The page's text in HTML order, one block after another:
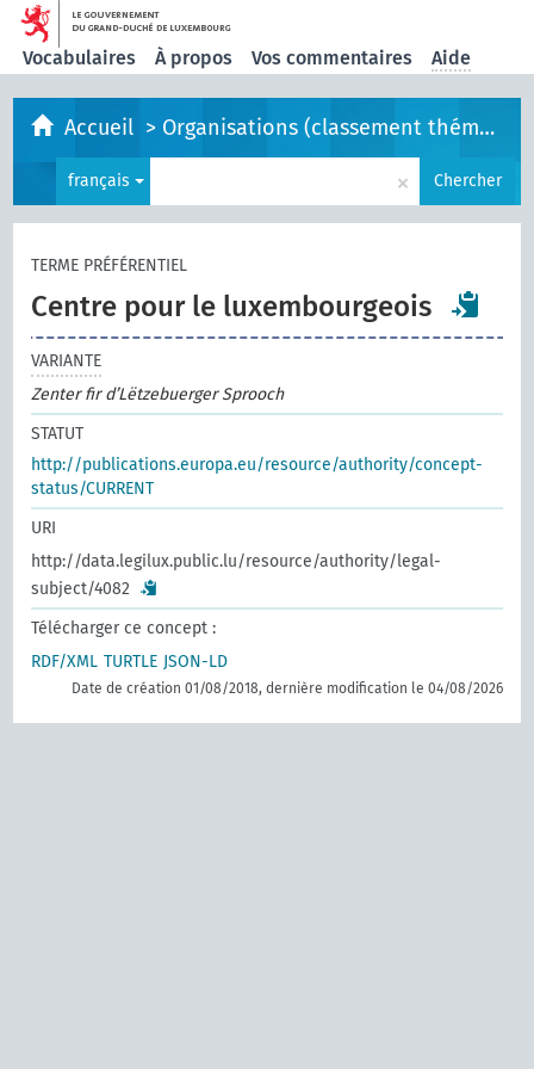
Vocabulaires À propos Vos commentaires Aide
Accueil > Organisations (classement thématique)
français × Chercher
TERME PRÉFÉRENTIEL
Centre pour le luxembourgeois
VARIANTE
Zenter fir d’Lëtzebuerger Sprooch
STATUT
http://publications.europa.eu/resource/authority/concept-
status/CURRENT
URI
http://data.legilux.public.lu/resource/authority/legal-
subject/4082
Télécharger ce concept :
RDF/XML TURTLE JSON-LD
Date de création 01/08/2018, dernière modification le 04/08/2026